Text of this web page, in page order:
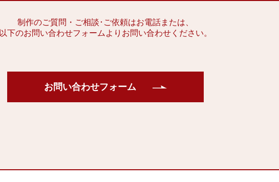
制作のご質問・ご相談･ご依頼はお電話または、
以下のお問い合わせフォームよりお問い合わせください。
お問い合わせフォーム